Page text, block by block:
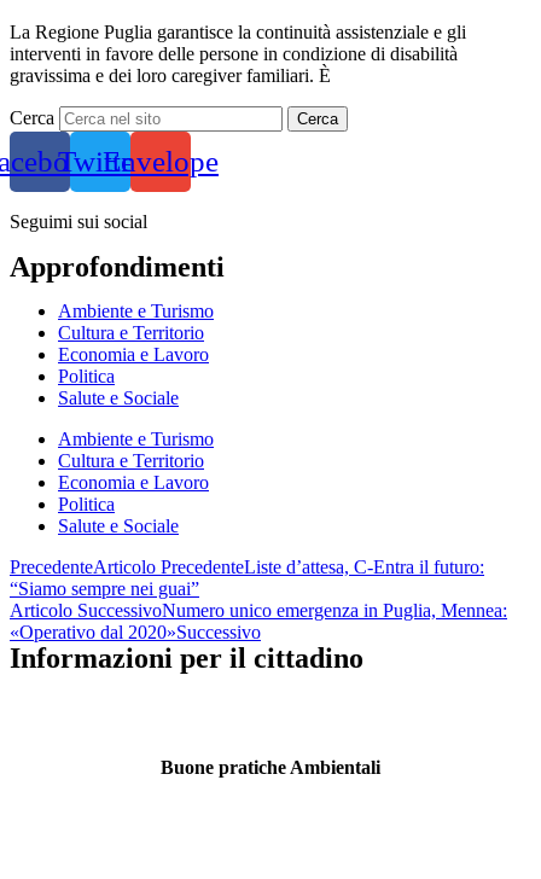
La Regione Puglia garantisce la continuità assistenziale e gli
interventi in favore delle persone in condizione di disabilità
gravissima e dei loro caregiver familiari. È
Cerca Cerca
TwitterEnvelope
Seguimi sui social
Approfondimenti
Ambiente e Turismo
Cultura e Territorio
Economia e Lavoro
Politica
Salute e Sociale
Ambiente e Turismo
Cultura e Territorio
Economia e Lavoro
Politica
Salute e Sociale
PrecedenteArticolo PrecedenteListe d’attesa, C-Entra il futuro:
“Siamo sempre nei guai”
Articolo SuccessivoNumero unico emergenza in Puglia, Mennea:
«Operativo dal 2020»Successivo
Informazioni per il cittadino
Buone pratiche Ambientali